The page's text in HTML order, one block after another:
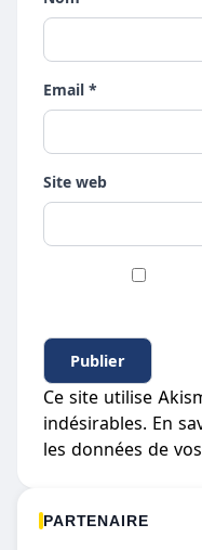
Email *
Site web
Ce site utilise
indésirables. En
les données de
PARTENAIRE